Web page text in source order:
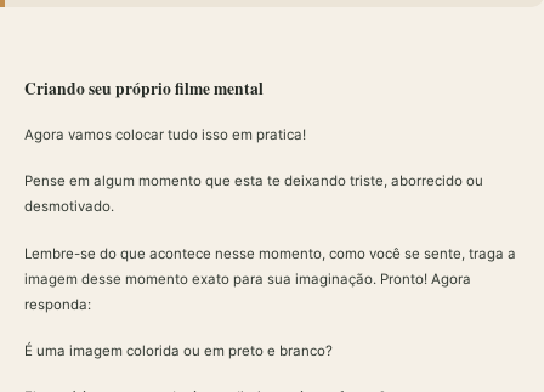
Criando seu próprio filme mental
Agora vamos colocar tudo isso em pratica!
Pense em algum momento que esta te deixando triste, aborrecido ou
desmotivado.
Lembre-se do que acontece nesse momento, como você se sente, traga a
imagem desse momento exato para sua imaginação. Pronto! Agora
responda:
É uma imagem colorida ou em preto e branco?